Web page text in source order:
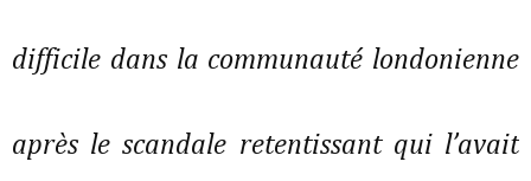
difficile dans la communauté londonienne
après le scandale retentissant qui l’avait